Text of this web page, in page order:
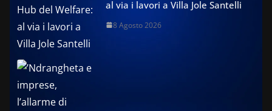
al via i lavori a Villa Jole Santelli
8 Agosto 2026